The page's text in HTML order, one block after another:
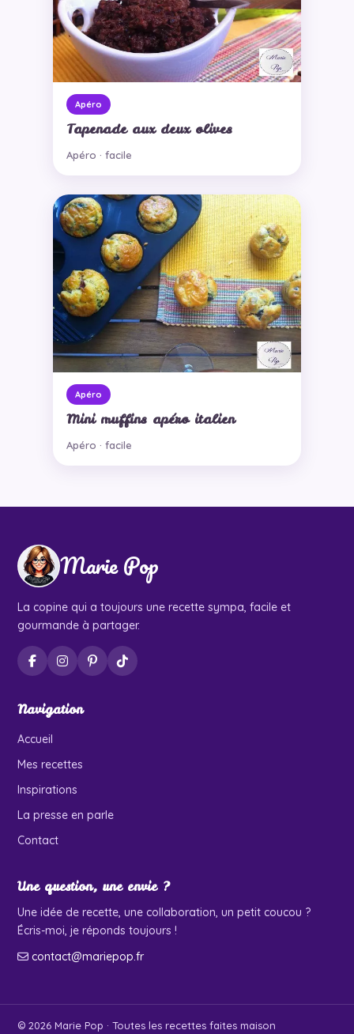
Apéro
Tapenade aux deux olives
Apéro · facile
Apéro
Mini muffins apéro italien
Apéro · facile
Marie Pop
La copine qui a toujours une recette sympa, facile et
gourmande à partager.
Navigation
Accueil
Mes recettes
Inspirations
La presse en parle
Contact
Une question, une envie ?
Une idée de recette, une collaboration, un petit coucou ?
Écris-moi, je réponds toujours !
contact@mariepop.fr
© 2026 Marie Pop · Toutes les recettes faites maison